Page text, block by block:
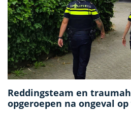
Reddingsteam en
opgeroepen na ongeval